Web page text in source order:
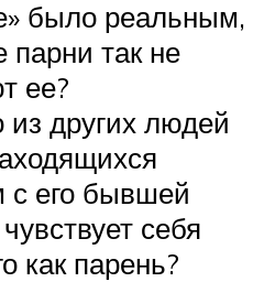
было реальным,
парни так не
ее?
из других людей
с его бывшей
себя
как парень?